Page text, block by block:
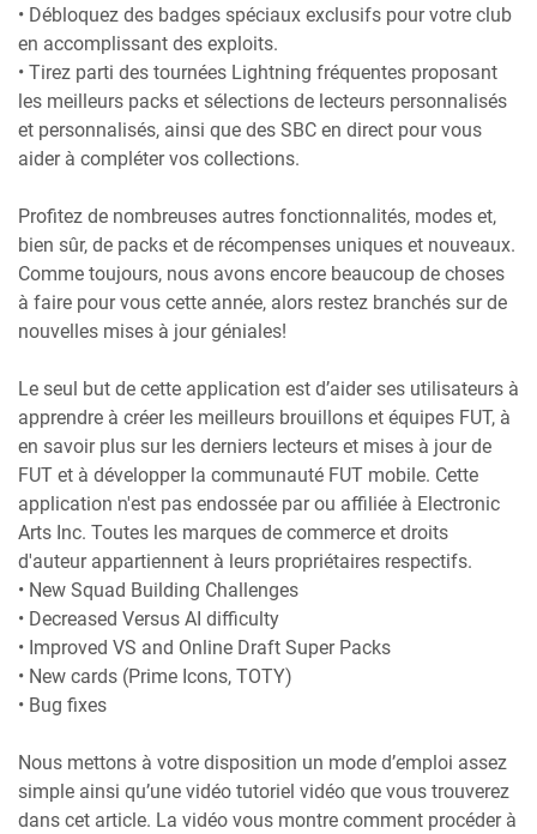
• Débloquez des badges spéciaux exclusifs pour votre club
en accomplissant des exploits.
• Tirez parti des tournées Lightning fréquentes proposant
les meilleurs packs et sélections de lecteurs personnalisés
et personnalisés, ainsi que des SBC en direct pour vous
aider à compléter vos collections.
Profitez de nombreuses autres fonctionnalités, modes et,
bien sûr, de packs et de récompenses uniques et nouveaux.
Comme toujours, nous avons encore beaucoup de choses
à faire pour vous cette année, alors restez branchés sur de
nouvelles mises à jour géniales!
Le seul but de cette application est d’aider ses utilisateurs à
apprendre à créer les meilleurs brouillons et équipes FUT, à
en savoir plus sur les derniers lecteurs et mises à jour de
FUT et à développer la communauté FUT mobile. Cette
application n'est pas endossée par ou affiliée à Electronic
Arts Inc. Toutes les marques de commerce et droits
d'auteur appartiennent à leurs propriétaires respectifs.
• New Squad Building Challenges
• Decreased Versus AI difficulty
• Improved VS and Online Draft Super Packs
• New cards (Prime Icons, TOTY)
• Bug fixes
Nous mettons à votre disposition un mode d’emploi assez
simple ainsi qu’une vidéo tutoriel vidéo que vous trouverez
dans cet article. La vidéo vous montre comment procéder à